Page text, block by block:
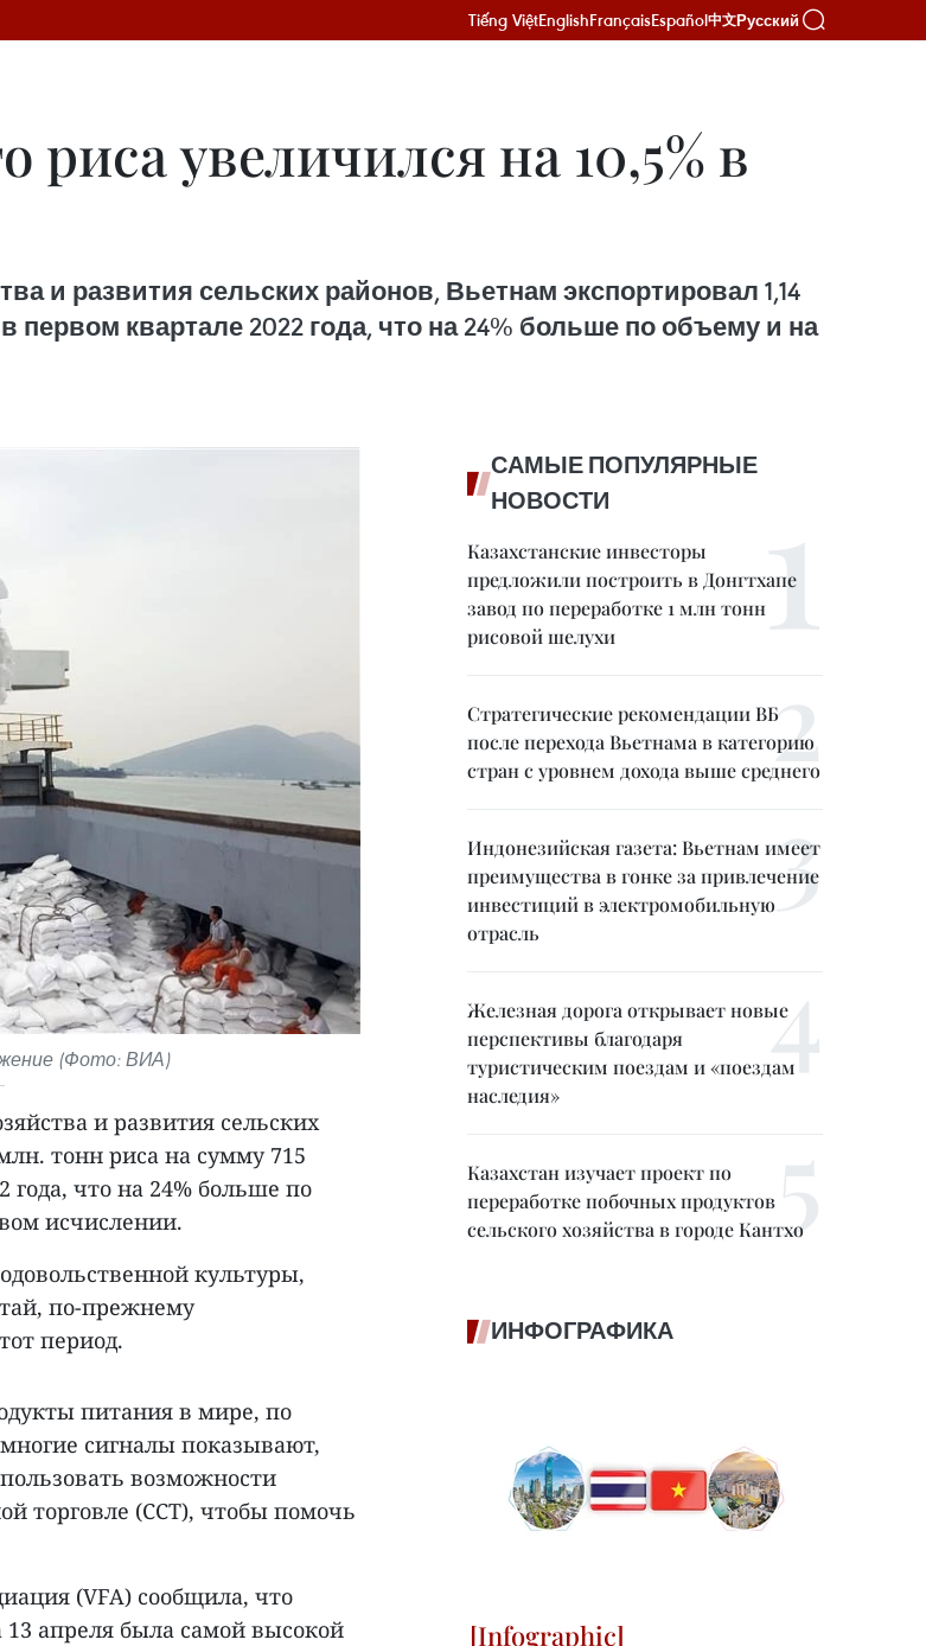
Tiếng ViệtEnglishFrançaisEspañol中文Русский
риса увеличился на 10,5% в
и развития сельских районов, Вьетнам экспортировал 1,14
квартале 2022 года, что на 24% больше по объему и на
(Фото: ВИА)
и развития сельских
тонн риса на сумму 715
что на 24% больше по
исчислении.
культуры,
по-прежнему
период.
питания в мире, по
сигналы показывают,
возможности
торговле (ССТ), чтобы помочь
(VFA) сообщила, что
13 апреля была самой высокой
САМЫЕ ПОПУЛЯРНЫЕ
НОВОСТИ
Казахстанские инвесторы
предложили построить в Донгтхапе
завод по переработке 1 млн тонн
рисовой шелухи
Стратегические рекомендации ВБ
после перехода Вьетнама в категорию
стран с уровнем дохода выше среднего
Индонезийская газета: Вьетнам имеет
преимущества в гонке за привлечение
инвестиций в электромобильную
отрасль
Железная дорога открывает новые
перспективы благодаря
туристическим поездам и «поездам
наследия»
Казахстан изучает проект по
переработке побочных продуктов
сельского хозяйства в городе Кантхо
ИНФОГРАФИКА